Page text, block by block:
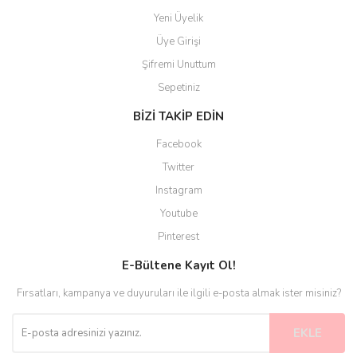
Yeni Üyelik
Üye Girişi
Şifremi Unuttum
Sepetiniz
BİZİ TAKİP EDİN
Facebook
Twitter
Instagram
Youtube
Pinterest
E-Bültene Kayıt Ol!
Fırsatları, kampanya ve duyuruları ile ilgili e-posta almak ister misiniz?
EKLE